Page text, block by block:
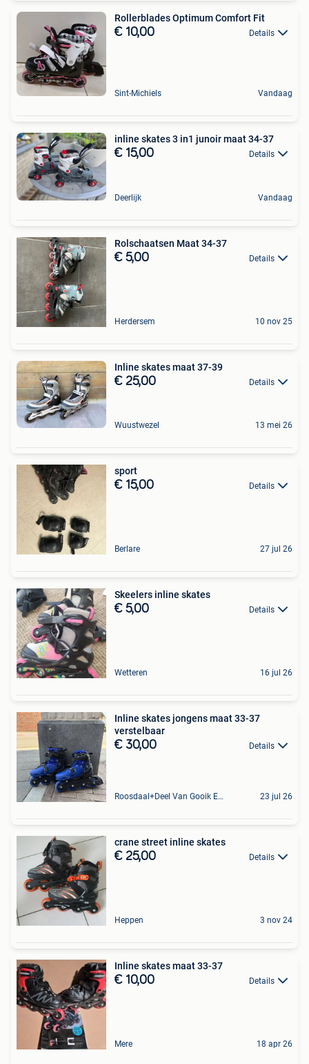
Rollerblades Optimum Comfort Fit
€ 10,00 Details
Sint-Michiels Vandaag
inline skates 3 in1 junoir maat 34-37
€ 15,00 Details
Deerlijk Vandaag
Rolschaatsen Maat 34-37
€ 5,00 Details
Herdersem 10 nov 25
Inline skates maat 37-39
€ 25,00 Details
Wuustwezel 13 mei 26
sport
€ 15,00 Details
Berlare 27 jul 26
Skeelers inline skates
€ 5,00 Details
Wetteren 16 jul 26
Inline skates jongens maat 33-37
verstelbaar
€ 30,00 Details
Roosdaal+Deel Van Gooik En Sint-Kwintens-Lennik 23 jul 26
crane street inline skates
€ 25,00 Details
Heppen 3 nov 24
Inline skates maat 33-37
€ 10,00 Details
Mere 18 apr 26